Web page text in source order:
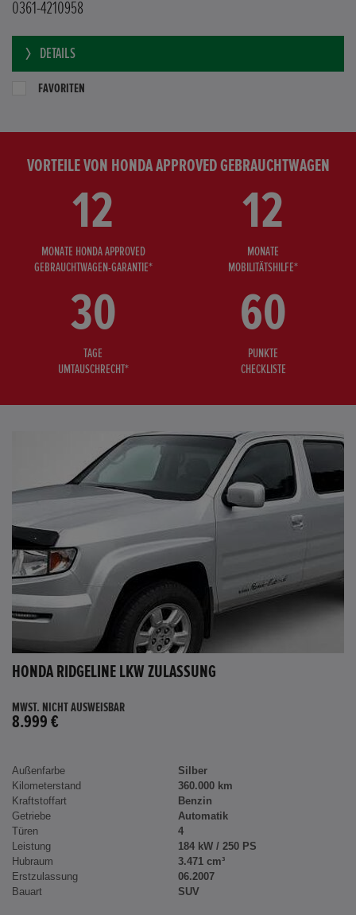
0361-4210958
DETAILS
FAVORITEN
VORTEILE VON HONDA APPROVED GEBRAUCHTWAGEN
12
MONATE HONDA APPROVED
GEBRAUCHTWAGEN-GARANTIE*
12
MONATE
MOBILITÄTSHILFE*
30
TAGE
UMTAUSCHRECHT*
60
PUNKTE
CHECKLISTE
HONDA RIDGELINE LKW ZULASSUNG
MWST. NICHT AUSWEISBAR
8.999 €
Außenfarbe
Silber
Kilometerstand
360.000 km
Kraftstoffart
Benzin
Getriebe
Automatik
Türen
4
Leistung
184 kW / 250 PS
Hubraum
3.471 cm³
Erstzulassung
06.2007
Bauart
SUV